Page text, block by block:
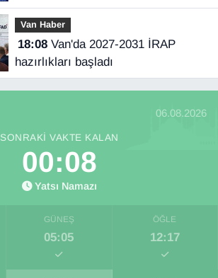
Van Haber
18:08Van'da 2027-2031 İRAP
hazırlıkları başladı
06.08.2026
SONRAKI VAKTE KALAN
00:08
Yatsı Namazı
GÜNEŞ
05:05
ÖĞLE
12:17